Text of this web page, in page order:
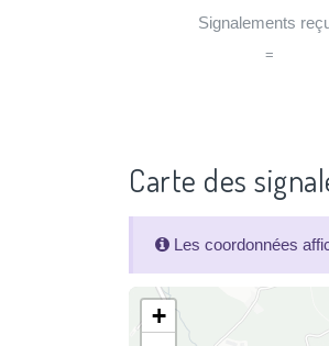
Signalements
=
Carte des
Les coordonnées
+